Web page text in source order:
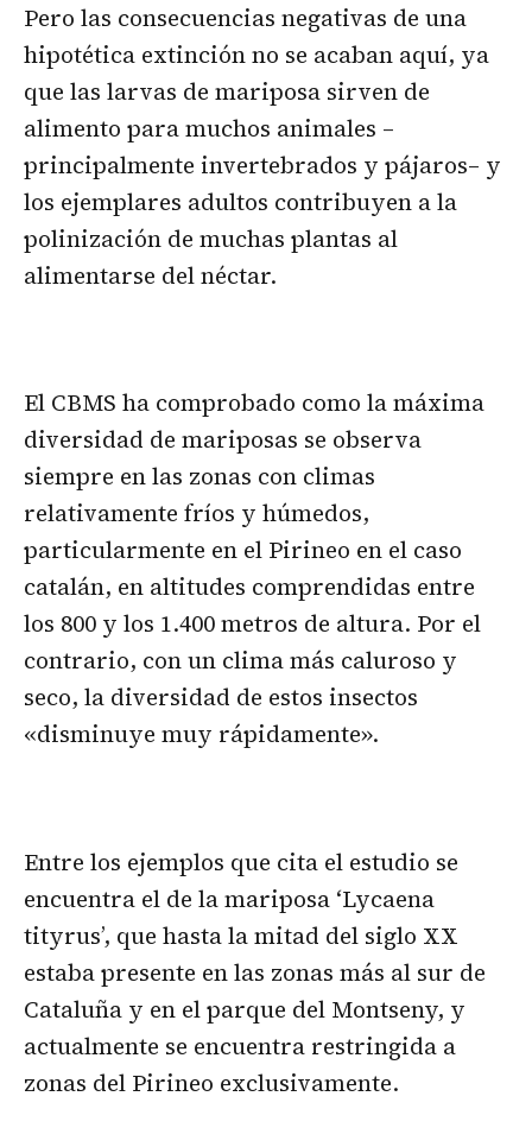
Pero las consecuencias negativas de una
hipotética extinción no se acaban aquí, ya
que las larvas de mariposa sirven de
alimento para muchos animales –
principalmente invertebrados y pájaros– y
los ejemplares adultos contribuyen a la
polinización de muchas plantas al
alimentarse del néctar.
El CBMS ha comprobado como la máxima
diversidad de mariposas se observa
siempre en las zonas con climas
relativamente fríos y húmedos,
particularmente en el Pirineo en el caso
catalán, en altitudes comprendidas entre
los 800 y los 1.400 metros de altura. Por el
contrario, con un clima más caluroso y
seco, la diversidad de estos insectos
«disminuye muy rápidamente».
Entre los ejemplos que cita el estudio se
encuentra el de la mariposa ‘Lycaena
tityrus’, que hasta la mitad del siglo XX
estaba presente en las zonas más al sur de
Cataluña y en el parque del Montseny, y
actualmente se encuentra restringida a
zonas del Pirineo exclusivamente.